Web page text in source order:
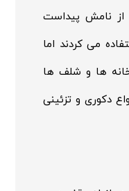
از نامش پیداست
می کردند اما
ها و شلف ها
دکوری و تزئینی